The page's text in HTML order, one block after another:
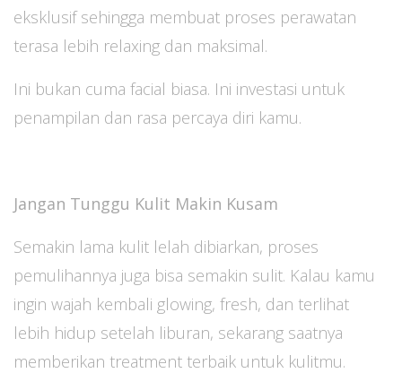
eksklusif sehingga membuat proses perawatan
terasa lebih relaxing dan maksimal.
Ini bukan cuma facial biasa. Ini investasi untuk
penampilan dan rasa percaya diri kamu.
Jangan Tunggu Kulit Makin Kusam
Semakin lama kulit lelah dibiarkan, proses
pemulihannya juga bisa semakin sulit. Kalau kamu
ingin wajah kembali glowing, fresh, dan terlihat
lebih hidup setelah liburan, sekarang saatnya
memberikan treatment terbaik untuk kulitmu.